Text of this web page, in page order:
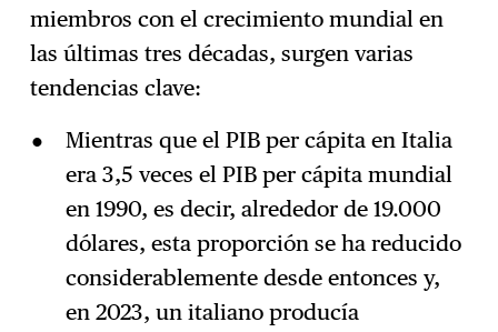
miembros con el crecimiento mundial en
las últimas tres décadas, surgen varias
tendencias clave:
Mientras que el PIB per cápita en Italia
era 3,5 veces el PIB per cápita mundial
en 1990, es decir, alrededor de 19.000
dólares, esta proporción se ha reducido
considerablemente desde entonces y,
en 2023, un italiano producía